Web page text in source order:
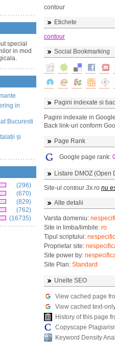
special
in mod
in
Bucuresti
și
(296)
(670)
(829)
(762)
(16735)
contour
Etichete
contour
Social Bookmarking
Pagini indexate si
Pagini indexate in
Back link-uri conform
Page Rank
Google page rank:
Listare DMOZ (Open
Site-ul contour.3x.ro nu
Alte detalii
Varsta domeniu:
Site in limba/limbile: ro
Tipul scriptului:
Proprietar site:
Site power by:
Site Plan: Standard
Unelte SEO
View cached page
View cached text-
History of this page
Copyscape
Keyword Density